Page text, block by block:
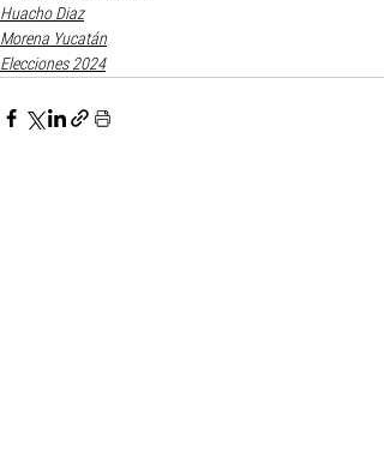
Huacho Diaz
Morena Yucatán
Elecciones 2024